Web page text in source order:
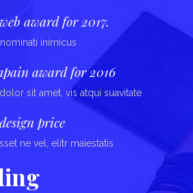
award for 2017.
inimicus
award for 2016
sit amet, vis atqui suavitate
price
ne vel, elitr maiestatis